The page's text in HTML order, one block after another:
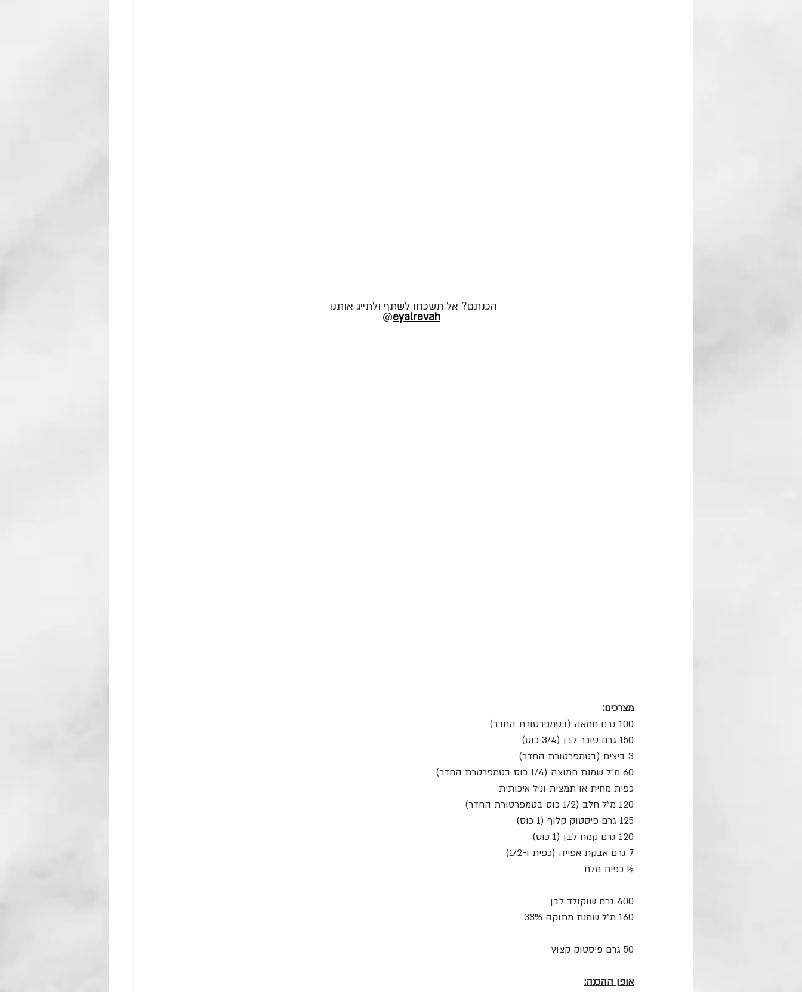
הכנתם? אל תשכחו לשתף ולתייג אותנו
@eyalrevah
מצרכים:
100 גרם חמאה (בטמפרטורת החדר)
150 גרם סוכר לבן (3/4 כוס)
3 ביצים (בטמפרטורת החדר)
60 מ״ל שמנת חמוצה (1/4 כוס בטמפרטרת החדר)
כפית מחית או תמצית וניל איכותית
120 מ״ל חלב (1/2 כוס בטמפרטורת החדר)
125 גרם פיסטוק קלוף (1 כוס)
120 גרם קמח לבן (1 כוס)
7 גרם אבקת אפייה (כפית ו-1/2)
½ כפית מלח
400 גרם שוקולד לבן
160 מ״ל שמנת מתוקה 38%
50 גרם פיסטוק קצוץ
אופן ההכנה: